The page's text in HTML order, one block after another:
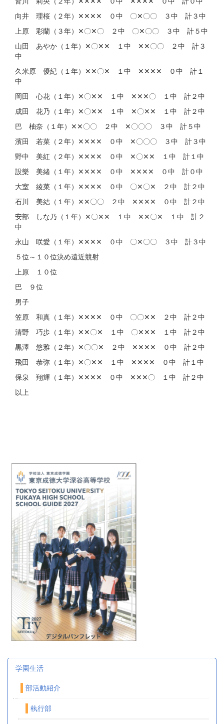
向井 理桜（２年）✕✕✕✕ ０中 〇✕〇〇 ３中 計３中
上原 彩蘭（３年）✕〇✕〇 ２中 〇✕〇〇 ３中 計５中
山田 あやか（１年）✕〇✕✕ １中 ✕✕〇〇 ２中 計３
中
久米原 優紀（１年）✕✕〇✕ １中 ✕✕✕✕ ０中 計１
中
岡田 心花（１年）✕〇✕✕ １中 ✕✕✕〇 １中 計２中
成田 花乃（１年）✕〇✕✕ １中 ✕〇✕✕ １中 計２中
巴 柚奈（１年）✕✕〇〇 ２中 ✕〇〇〇 ３中 計５中
濱田 若菜（２年）✕✕✕✕ ０中 ✕〇〇〇 ３中 計３中
野中 美紅（２年）✕✕✕✕ ０中 ✕〇✕✕ １中 計１中
設樂 美緒（１年）✕✕✕✕ ０中 ✕✕✕✕ ０中 計０中
大室 綾菜（１年）✕✕✕✕ ０中 〇✕〇✕ ２中 計２中
石川 美結（１年）✕✕〇〇 ２中 ✕✕✕✕ ０中 計２中
安部 しな乃（１年）✕〇✕✕ １中 ✕✕〇✕ １中 計２
中
永山 咲愛（１年）✕✕✕✕ ０中 〇✕〇〇 ３中 計３中
５位～１０位決め遠近競射
上原 １０位
巴 ９位
男子
笠原 和真（１年）✕✕✕✕ ０中 〇〇✕✕ ２中 計２中
清野 巧歩（１年）✕✕〇✕ １中 〇✕✕✕ １中 計２中
黒澤 悠雅（２年）✕〇〇✕ ２中 ✕✕✕✕ ０中 計２中
飛田 恭弥（１年）✕〇✕✕ １中 ✕✕✕✕ ０中 計１中
保泉 翔輝（１年）✕✕✕✕ ０中 ✕✕✕〇 １中 計２中
以上
学園生活
部活動紹介
執行部